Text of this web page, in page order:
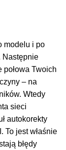
modelu i po
Następnie
połowa Twoich
– na
Wtedy
sieci
autokorekty
To jest właśnie
błędy